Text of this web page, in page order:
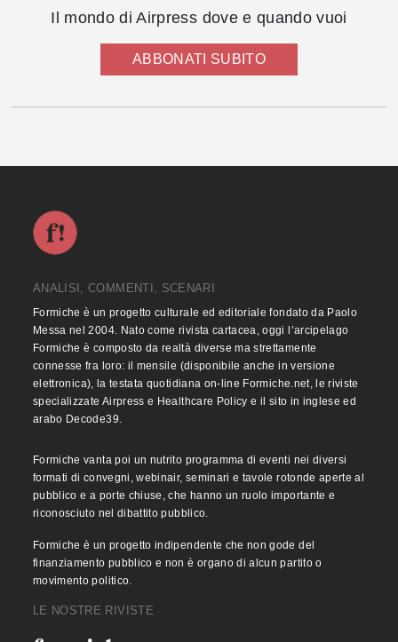
Il mondo di Airpress dove e quando vuoi
ABBONATI SUBITO
ANALISI, COMMENTI, SCENARI
Formiche è un progetto culturale ed editoriale fondato da Paolo
Messa nel 2004. Nato come rivista cartacea, oggi l’arcipelago
Formiche è composto da realtà diverse ma strettamente
connesse fra loro: il mensile (disponibile anche in versione
elettronica), la testata quotidiana on-line Formiche.net, le riviste
specializzate Airpress e Healthcare Policy e il sito in inglese ed
arabo Decode39.
Formiche vanta poi un nutrito programma di eventi nei diversi
formati di convegni, webinair, seminari e tavole rotonde aperte al
pubblico e a porte chiuse, che hanno un ruolo importante e
riconosciuto nel dibattito pubblico.
Formiche è un progetto indipendente che non gode del
finanziamento pubblico e non è organo di alcun partito o
movimento politico.
LE NOSTRE RIVISTE